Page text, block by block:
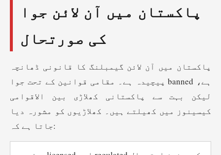
پاکستان میں آن لائن جوا
کی صورتحال
پاکستان میں آن لائن گیمبلنگ کا قانونی ڈھانچہ
پیچیدہ ہے۔ مقامی قوانین کے تحت جوا banned ہے،
لیکن بہت سے پاکستانی کھلاڑی بین الاقوامی
کیسینوز میں کھیلتے ہیں۔ کھلاڑیوں کو مشورہ دیا
جاتا ہے کہ: